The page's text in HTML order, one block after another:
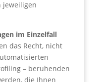
jeweiligen
im Einzelfall
das Recht, nicht
– beruhenden
die Ihnen